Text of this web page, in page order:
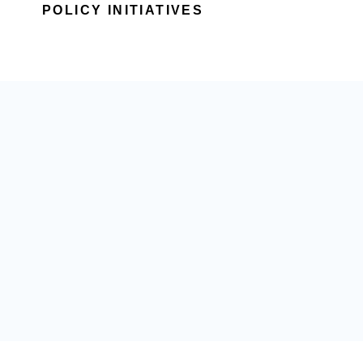
POLICY INITIATIVES